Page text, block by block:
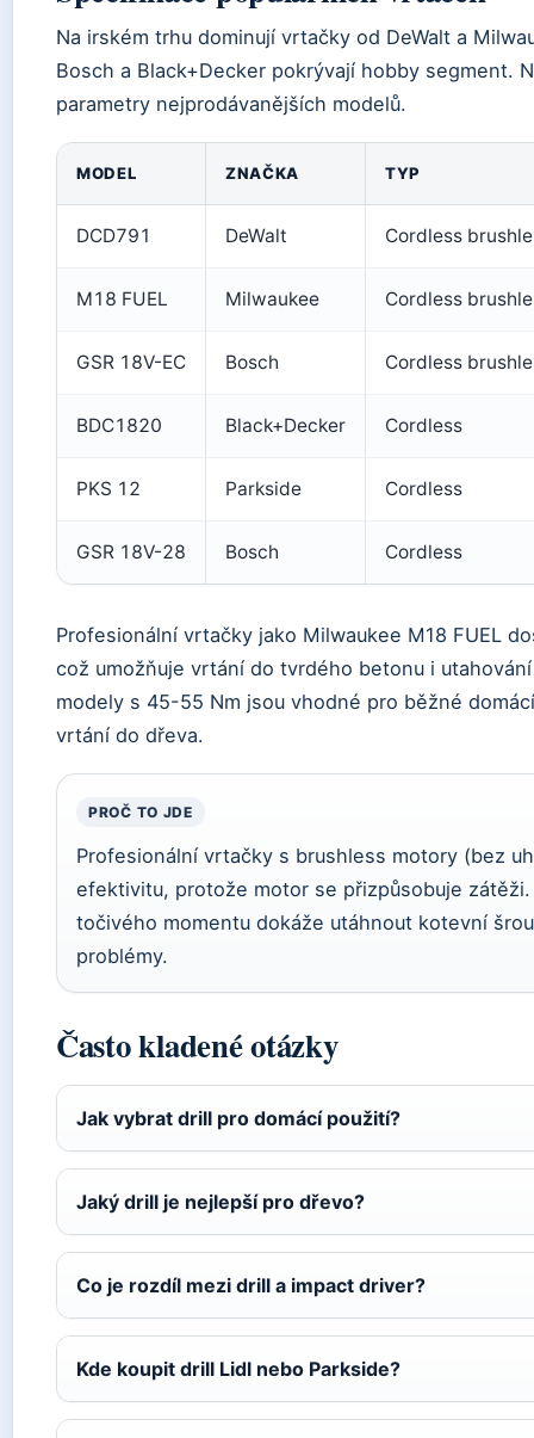
Na irském trhu dominují vrtačky od DeWalt a
Bosch a Black+Decker pokrývají hobby segment.
parametry nejprodávanějších modelů.
MODEL ZNAČKA TYP
DCD791 DeWalt Cordless
M18 FUEL Milwaukee Cordless
GSR 18V-EC Bosch Cordless
BDC1820 Black+Decker Cordless
PKS 12 Parkside Cordless
GSR 18V-28 Bosch Cordless
Profesionální vrtačky jako Milwaukee M18 FUEL
což umožňuje vrtání do tvrdého betonu i
modely s 45-55 Nm jsou vhodné pro běžné
vrtání do dřeva.
PROČ TO JDE
Profesionální vrtačky s brushless motory (bez
efektivitu, protože motor se přizpůsobuje zátěži.
točivého momentu dokáže utáhnout kotevní
problémy.
Často kladené otázky
Jak vybrat drill pro domácí použití?
Jaký drill je nejlepší pro dřevo?
Co je rozdíl mezi drill a impact driver?
Kde koupit drill Lidl nebo Parkside?